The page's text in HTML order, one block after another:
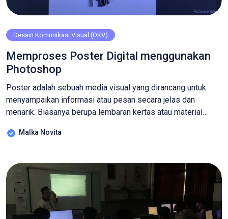
Desain Komunikasi Visual (DKV)
Memproses Poster Digital menggunakan
Photoshop
Poster adalah sebuah media visual yang dirancang untuk
menyampaikan informasi atau pesan secara jelas dan
menarik. Biasanya berupa lembaran kertas atau material
promosi, pendidikan, atau penyuluhan. Poster terbagi dalam
poster manual (cetakan) adalah Lithografi, yaitu poster yang
proses pembuatannya […]
Malka Novita